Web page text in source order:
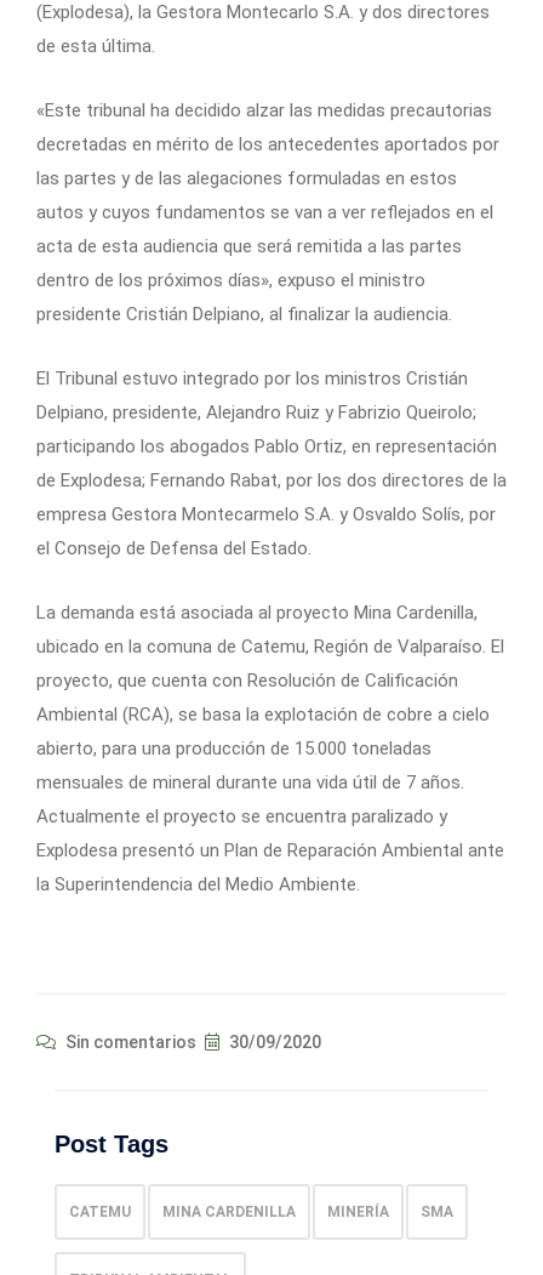
(Explodesa), la Gestora Montecarlo S.A. y dos directores
de esta última.
«Este tribunal ha decidido alzar las medidas precautorias
decretadas en mérito de los antecedentes aportados por
las partes y de las alegaciones formuladas en estos
autos y cuyos fundamentos se van a ver reflejados en el
acta de esta audiencia que será remitida a las partes
dentro de los próximos días», expuso el ministro
presidente Cristián Delpiano, al finalizar la audiencia.
El Tribunal estuvo integrado por los ministros Cristián
Delpiano, presidente, Alejandro Ruiz y Fabrizio Queirolo;
participando los abogados Pablo Ortiz, en representación
de Explodesa; Fernando Rabat, por los dos directores de la
empresa Gestora Montecarmelo S.A. y Osvaldo Solís, por
el Consejo de Defensa del Estado.
La demanda está asociada al proyecto Mina Cardenilla,
ubicado en la comuna de Catemu, Región de Valparaíso. El
proyecto, que cuenta con Resolución de Calificación
Ambiental (RCA), se basa la explotación de cobre a cielo
abierto, para una producción de 15.000 toneladas
mensuales de mineral durante una vida útil de 7 años.
Actualmente el proyecto se encuentra paralizado y
Explodesa presentó un Plan de Reparación Ambiental ante
la Superintendencia del Medio Ambiente.
Sin comentarios 30/09/2020
Post Tags
CATEMU MINA CARDENILLA MINERÍA SMA